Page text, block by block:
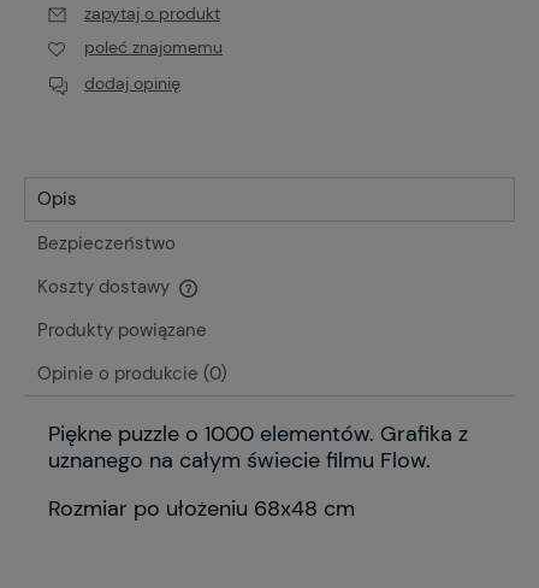
zapytaj o produkt
poleć znajomemu
dodaj opinię
Opis
Bezpieczeństwo
Koszty dostawy
Cena nie zawiera ewentualnych kosztów płatności
Produkty powiązane
Opinie o produkcie (0)
Piękne puzzle o 1000 elementów. Grafika z
uznanego na całym świecie filmu Flow.
Rozmiar po ułożeniu 68x48 cm